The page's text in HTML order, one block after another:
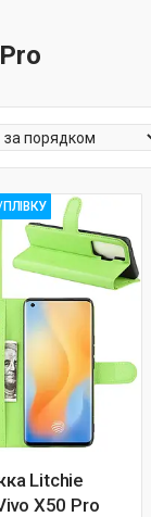
Litchie
X50 Pro